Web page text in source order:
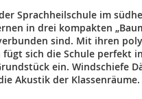
Sprachheilschule im
in drei kompakten
sind. Mit ihren
fügt sich die Schule perfekt
ein. Windschiefe
Akustik der Klassenräume.